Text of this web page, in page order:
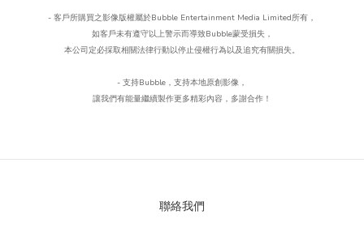
- 客戶所購買之影像版權屬於Bubble Entertainment Media Limited所有，
如客戶未有遵守以上警示而導致Bubble蒙受損失，
本公司定必採取相關法律行動以停止侵權行為以及追究有關損失。
- 支持Bubble ， 支持本地原創影像，
讓我們有能量繼續製作更多精彩內容，多謝合作！
聯絡我們